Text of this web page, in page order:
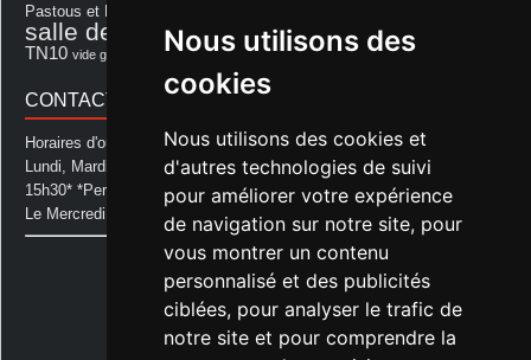
Nous utilisons des
cookies
Nous utilisons des cookies et
d'autres technologies de suivi
pour améliorer votre expérience
de navigation sur notre site, pour
vous montrer un contenu
personnalisé et des publicités
ciblées, pour analyser le trafic de
notre site et pour comprendre la
Pastous et Pastourettes
salle des fêtes salle des fêtes d'aurice Souprosse
TN10 vide grenier Voeux école
CONTACT MAIRIE
Horaires d'ouverture de la Mairie:
Lundi, Mardi, Jeudi et Vendredi : de 08h00 à 11h30 et de 12h30 à
15h30* *Permanence téléphonique jusqu'à 17h00
Le Mercredi : de 08h00 à 11h00
Mairie d'Aurice
14 Avenue des Pastous
40500 Aurice
Tel : 05 58 76 06 50
Plus d'infos »